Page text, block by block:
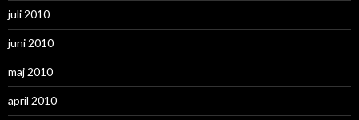
juli 2010
juni 2010
maj 2010
april 2010